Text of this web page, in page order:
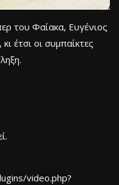
του Φαίακα, Ευγένιος
έτσι οι συμπαίκτες
video.php?